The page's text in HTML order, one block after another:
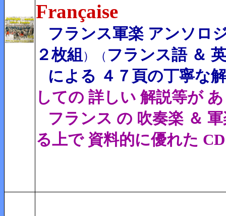
Française
フランス軍楽 アンソロ
２枚組 ） （ フランス語 ＆
による ４７頁の丁寧な
しての 詳しい 解説等が
フランス の 吹奏楽 ＆
る上で 資料的に優れた CD